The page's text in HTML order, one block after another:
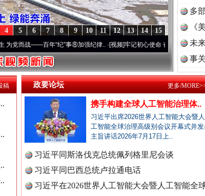
15
14
13
12
11
10
9
8
7
6
5
4
年“纪”事⑧加强纪律..·[视频]牢记初心使命 奋进复兴征程丨“转折之城”激
多
《
未
事
稿 政要论坛
携手构建全球人工智能治理体..
习近平出席2026世界人工智能大会暨人
工智能全球治理高级别会议开幕式并
主旨讲话2026年7月17日上..
习近平同斯洛伐克总统佩列格里尼会谈
习近平同巴西总统卢拉通电话
习近平在2026世界人工智能大会暨人工智能全
更多/
全民健身五年计划来了！等你上场